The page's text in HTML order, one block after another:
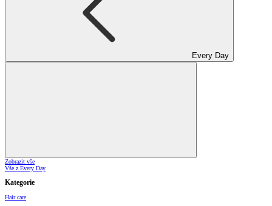
Every Day
Zobrazit vše
Vše z Every Day
Kategorie
Hair care